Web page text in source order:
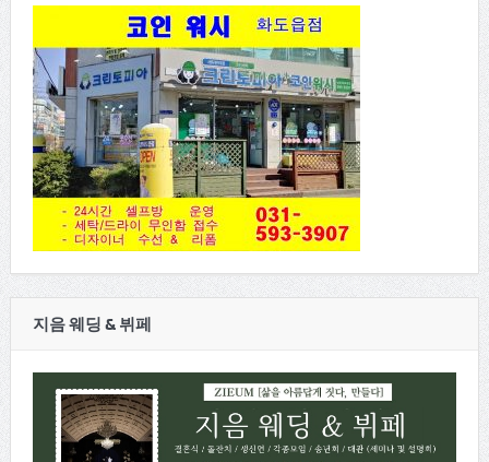
지음 웨딩 & 뷔페